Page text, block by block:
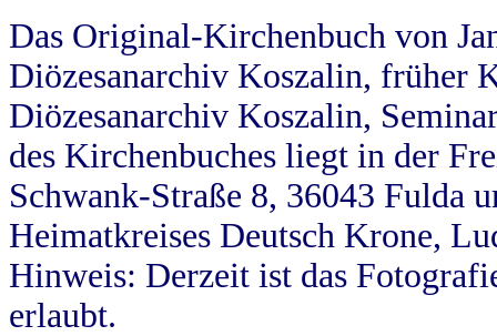
Das Original-Kirchenbuch von
Diözesanarchiv Koszalin, früher
Diözesanarchiv Koszalin,
des Kirchenbuches liegt in der
Schwank-Straße 8, 36043 Fulda
Heimatkreises Deutsch Krone,
Hinweis: Derzeit ist das
erlaubt.